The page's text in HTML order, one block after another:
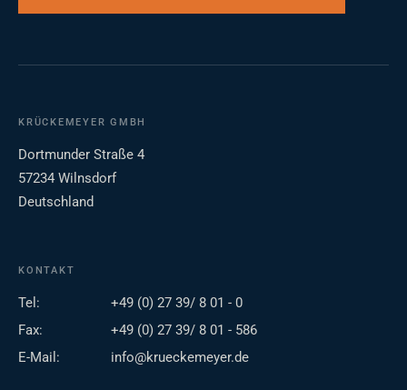
KRÜCKEMEYER GMBH
Dortmunder Straße 4
57234 Wilnsdorf
Deutschland
KONTAKT
Tel:
+49 (0) 27 39/ 8 01 - 0
Fax:
+49 (0) 27 39/ 8 01 - 586
E-Mail:
info@krueckemeyer.de